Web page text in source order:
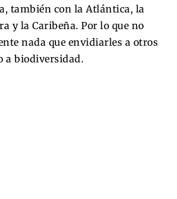
también con la Atlántica, la
y la Caribeña. Por lo que no
nada que envidiarles a otros
a biodiversidad.